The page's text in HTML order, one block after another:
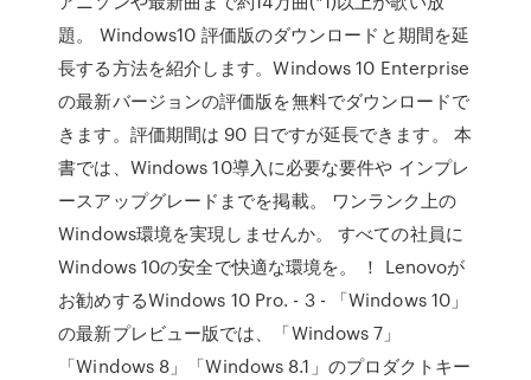
題。 Windows10 評価版のダウンロードと期間を延
長する方法を紹介します。Windows 10 Enterprise
の最新バージョンの評価版を無料でダウンロードで
きます。評価期間は 90 日ですが延長できます。 本
書では、Windows 10導入に必要な要件や インプレ
ースアップグレードまでを掲載。 ワンランク上の
Windows環境を実現しませんか。 すべての社員に
Windows 10の安全で快適な環境を。 ！ Lenovoが
お勧めするWindows 10 Pro. - 3 - 「Windows 10」
の最新プレビュー版では、「Windows 7」
「Windows 8」「Windows 8.1」のプロダクトキー